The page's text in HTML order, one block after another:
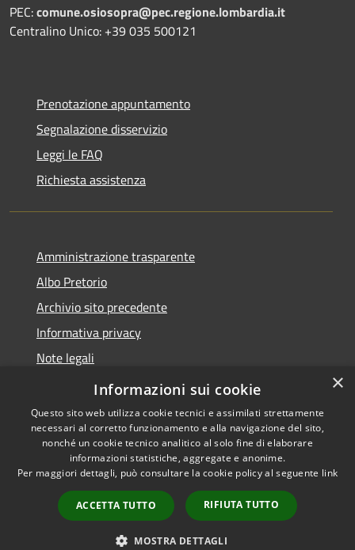
PEC:comune.osiosopra@pec.regione.lombardia.it
Centralino Unico: +39 035 500121
Prenotazione appuntamento
Segnalazione disservizio
Leggi le FAQ
Richiesta assistenza
Amministrazione trasparente
Albo Pretorio
Archivio sito precedente
Informativa privacy
Note legali
Dichiarazione di accessibilità
Accessibilità
Copyright © 2026 • Comune di
Osio Sopra • Powered by
Municipium•
Accesso
redazione
×
Informazioni sui cookie
Questo sito web utilizza cookie tecnici e assimilati strettamente
necessari al corretto funzionamento e alla navigazione del sito,
nonché un cookie tecnico analitico al solo fine di elaborare
informazioni statistiche, aggregate e anonime.
Per maggiori dettagli, può consultare la cookie policy al seguente link
ACCETTA TUTTO RIFIUTA TUTTO
MOSTRA DETTAGLI